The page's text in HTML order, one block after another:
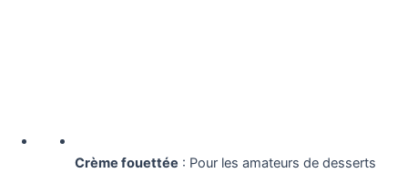
Crème fouettée : Pour les amateurs de desserts